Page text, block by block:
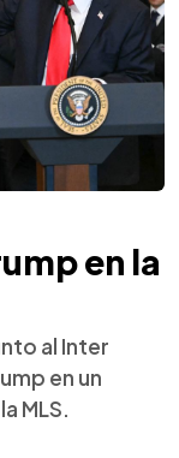
en la
al Inter
en un
MLS.